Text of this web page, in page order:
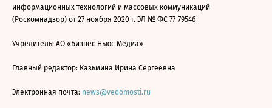
информационных технологий и массовых коммуникаций
(Роскомнадзор) от 27 ноября 2020 г. ЭЛ № ФС 77-79546
Учредитель: АО «Бизнес Ньюс Медиа»
Главный редактор: Казьмина Ирина Сергеевна
Электронная почта: news@vedomosti.ru